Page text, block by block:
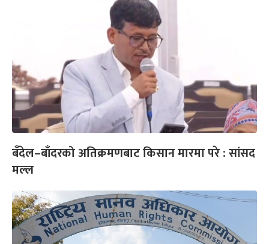
बँदेल–बाँदरको अतिक्रमणबाट किसान मारमा परे : सांसद
मल्ल